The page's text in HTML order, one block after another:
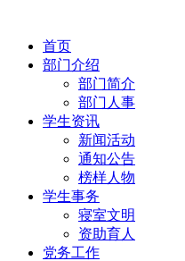
首页
部门介绍
部门简介
部门人事
学生资讯
新闻活动
通知公告
榜样人物
学生事务
寝室文明
资助育人
党务工作